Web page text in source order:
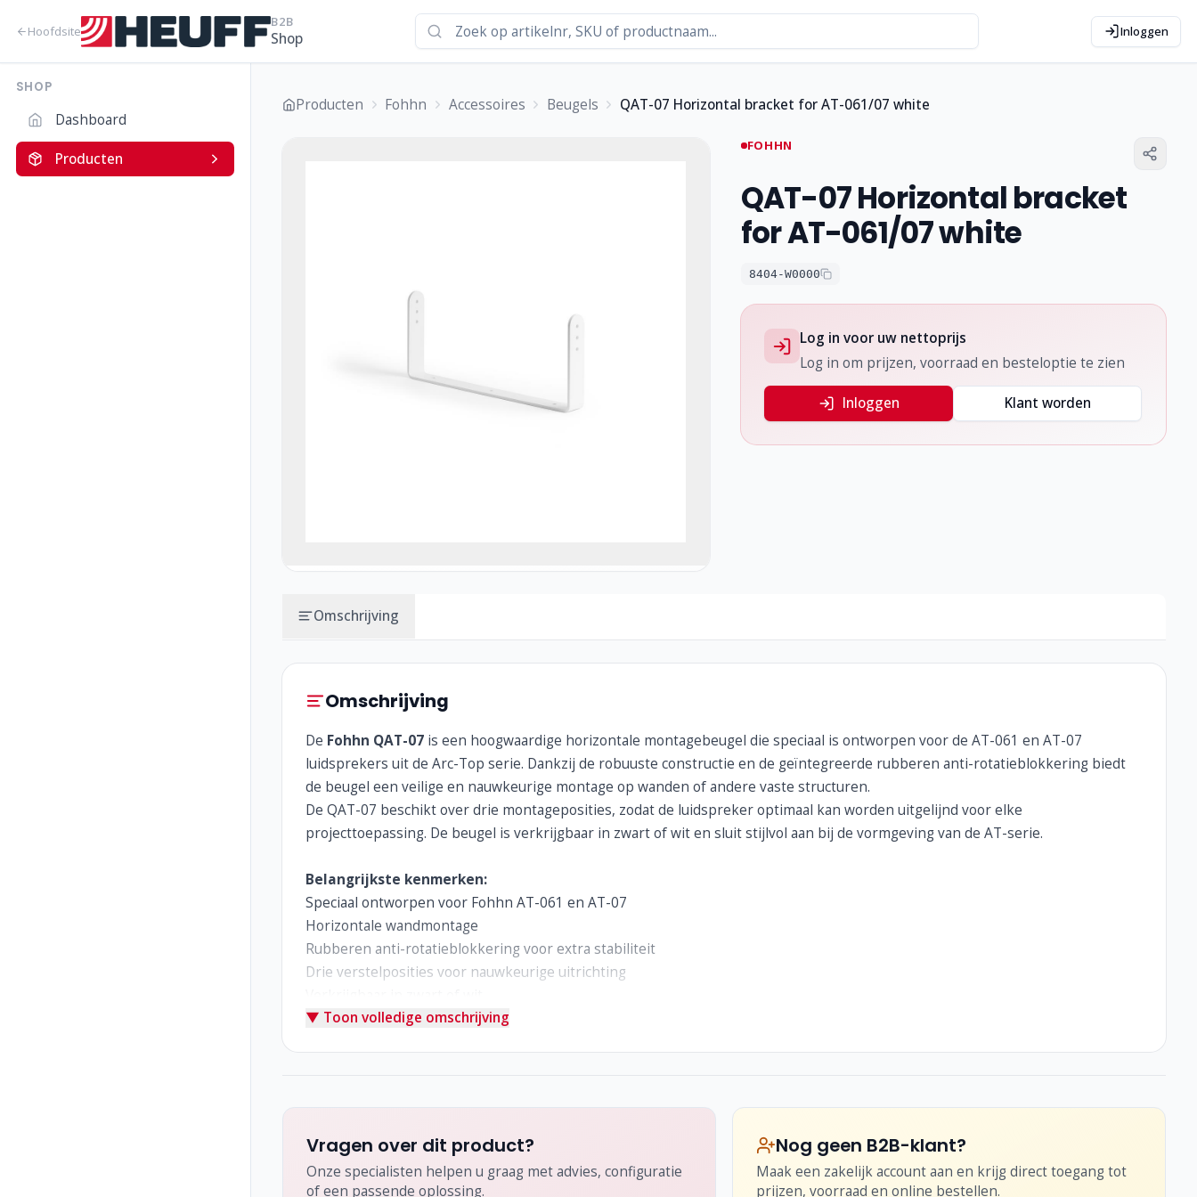
Hoofdsite
B2B
Shop Inloggen
SHOP
Dashboard
Producten
Producten Fohhn Accessoires Beugels QAT-07 Horizontal bracket for AT-061/07 white
FOHHN
QAT-07 Horizontal bracket
for AT-061/07 white
8404-W0000
Log in voor uw nettoprijs
Log in om prijzen, voorraad en besteloptie te zien
Inloggen Klant worden
Omschrijving
Omschrijving
De Fohhn QAT-07 is een hoogwaardige horizontale montagebeugel die speciaal is ontworpen voor de AT-061 en AT-07
luidsprekers uit de Arc-Top serie. Dankzij de robuuste constructie en de geïntegreerde rubberen anti-rotatieblokkering biedt
de beugel een veilige en nauwkeurige montage op wanden of andere vaste structuren.
De QAT-07 beschikt over drie montageposities, zodat de luidspreker optimaal kan worden uitgelijnd voor elke
projecttoepassing. De beugel is verkrijgbaar in zwart of wit en sluit stijlvol aan bij de vormgeving van de AT-serie.
Belangrijkste kenmerken:
Speciaal ontworpen voor Fohhn AT-061 en AT-07
Horizontale wandmontage
Rubberen anti-rotatieblokkering voor extra stabiliteit
Drie verstelposities voor nauwkeurige uitrichting
Gewicht: 1,25 kg
▼ Toon volledige omschrijving
Vragen over dit product?
Onze specialisten helpen u graag met advies, configuratie
of een passende oplossing.
Nog geen B2B-klant?
Maak een zakelijk account aan en krijg direct toegang tot
prijzen, voorraad en online bestellen.